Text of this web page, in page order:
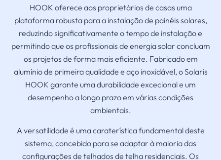
HOOK oferece aos proprietários de casas uma
plataforma robusta para a instalação de painéis solares,
reduzindo significativamente o tempo de instalação e
permitindo que os profissionais de energia solar concluam
os projetos de forma mais eficiente. Fabricado em
alumínio de primeira qualidade e aço inoxidável, o Solaris
HOOK garante uma durabilidade excecional e um
desempenho a longo prazo em várias condições
ambientais.
A versatilidade é uma caraterística fundamental deste
sistema, concebido para se adaptar à maioria das
configurações de telhados de telha residenciais. Os